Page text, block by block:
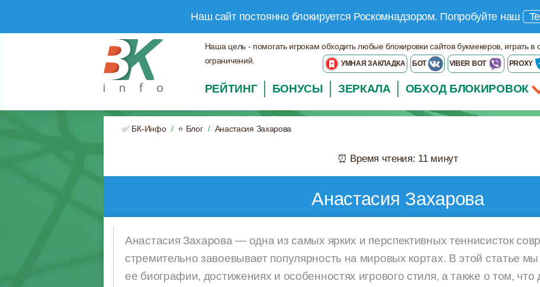
Наш сайт постоянно блокируется Роскомнадзором. Попробуйте наш
Наша цель - помогать игрокам обходить любые блокировки сайтов букмекеров, играть
ограничений.
PROXY
VIBER BOT
БОТ
УМНАЯ ЗАКЛАДКА
РЕЙТИНГ БОНУСЫ ЗЕРКАЛА ОБХОД БЛОКИРОВОК
✅ БК-Инфо ⭐ Блог Анастасия Захарова
⏰ Время чтения: 11 минут
Анастасия Захарова
Анастасия Захарова — одна из самых ярких и перспективных теннисисток
стремительно завоевывает популярность на мировых кортах. В этой статье
ее биографии, достижениях и особенностях игрового стиля, а также о том, что